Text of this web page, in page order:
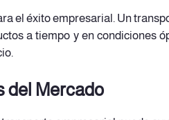
el éxito empresarial. Un
a tiempo y en condiciones
del Mercado